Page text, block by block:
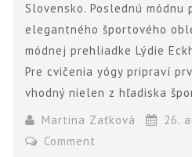
Slovensko. Poslednú módnu
elegantného športového
módnej prehliadke Lýdie
Pre cvičenia yógy pripraví
vhodný nielen z hľadiska
Martina Zaťková
26.
Comment